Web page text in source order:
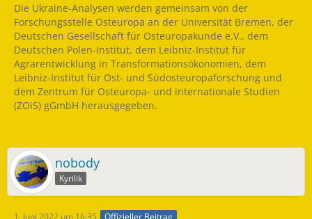
Die Ukraine-Analysen werden gemeinsam von der
Forschungsstelle Osteuropa an der Universität Bremen, der
Deutschen Gesellschaft für Osteuropakunde e.V., dem
Deutschen Polen-Institut, dem Leibniz-Institut für
Agrarentwicklung in Transformationsökonomien, dem
Leibniz-Institut für Ost- und Südosteuropaforschung und
dem Zentrum für Osteuropa- und internationale Studien
(ZOiS) gGmbH herausgegeben.
nobody
Kyrilik
1. Juni 2022 um 16:35 Offizieller Beitrag